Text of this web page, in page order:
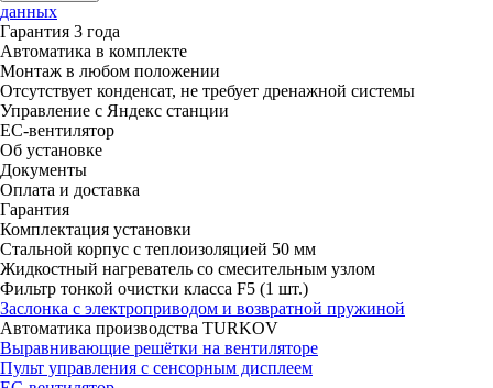
данных
Гарантия 3 года
Автоматика в комплекте
Монтаж в любом положении
Отсутствует конденсат, не требует дренажной системы
Управление с Яндекс станции
ЕС-вентилятор
Об установке
Документы
Оплата и доставка
Гарантия
Комплектация установки
Стальной корпус с теплоизоляцией 50 мм
Жидкостный нагреватель со смесительным узлом
Фильтр тонкой очистки класса F5 (1 шт.)
Заслонка с электроприводом и возвратной пружиной
Автоматика производства TURKOV
Выравнивающие решётки на вентиляторе
Пульт управления с сенсорным дисплеем